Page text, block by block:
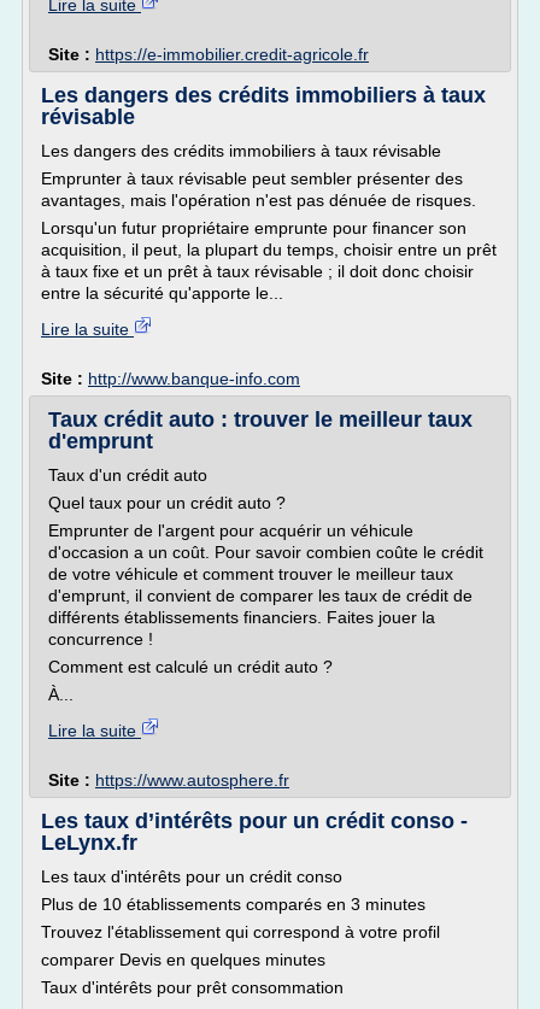
Lire la suite
Site : https://e-immobilier.credit-agricole.fr
Les dangers des crédits immobiliers à taux
révisable
Les dangers des crédits immobiliers à taux révisable
Emprunter à taux révisable peut sembler présenter des
avantages, mais l'opération n'est pas dénuée de risques.
Lorsqu'un futur propriétaire emprunte pour financer son
acquisition, il peut, la plupart du temps, choisir entre un prêt
à taux fixe et un prêt à taux révisable ; il doit donc choisir
entre la sécurité qu'apporte le...
Lire la suite
Site : http://www.banque-info.com
Taux crédit auto : trouver le meilleur taux
d'emprunt
Taux d'un crédit auto
Quel taux pour un crédit auto ?
Emprunter de l'argent pour acquérir un véhicule
d'occasion a un coût. Pour savoir combien coûte le crédit
de votre véhicule et comment trouver le meilleur taux
d'emprunt, il convient de comparer les taux de crédit de
différents établissements financiers. Faites jouer la
concurrence !
Comment est calculé un crédit auto ?
À...
Lire la suite
Site : https://www.autosphere.fr
Les taux d’intérêts pour un crédit conso -
LeLynx.fr
Les taux d'intérêts pour un crédit conso
Plus de 10 établissements comparés en 3 minutes
Trouvez l'établissement qui correspond à votre profil
comparer Devis en quelques minutes
Taux d'intérêts pour prêt consommation